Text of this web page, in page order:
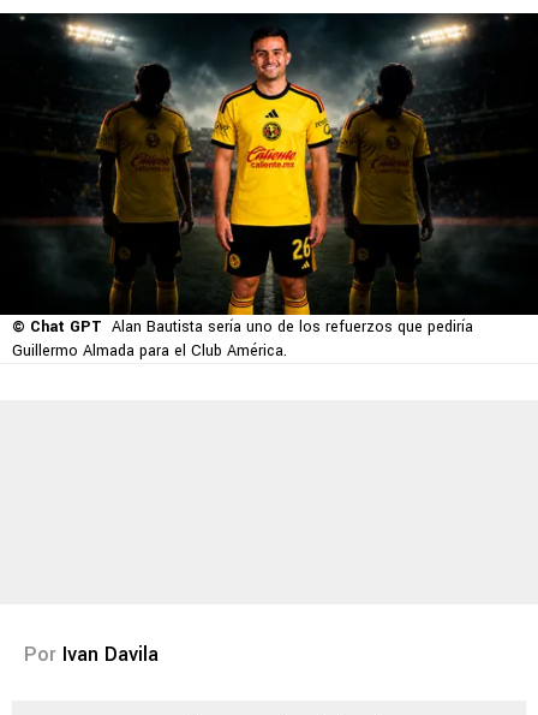
© Chat GPT Alan Bautista sería uno de los refuerzos que pediría
Guillermo Almada para el Club América.
Por Ivan Davila